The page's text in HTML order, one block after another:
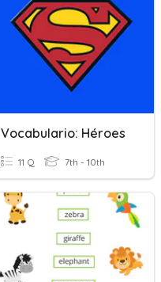
Vocabulario: Héroes
11 Q 7th - 10th